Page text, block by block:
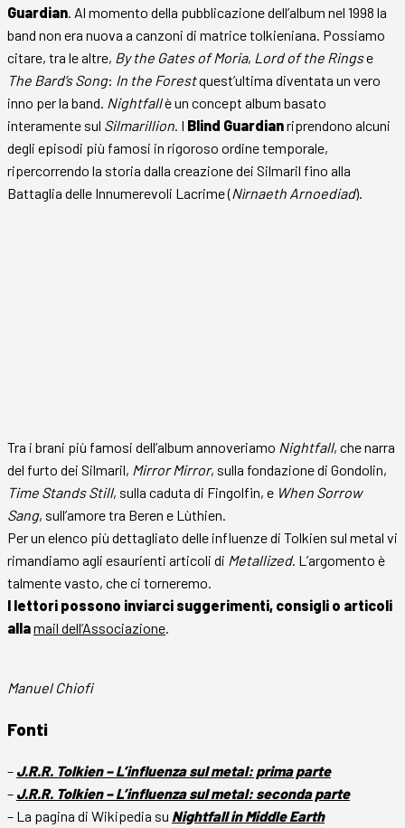
Guardian. Al momento della pubblicazione dell’album nel 1998 la
band non era nuova a canzoni di matrice tolkieniana. Possiamo
citare, tra le altre, By the Gates of Moria, Lord of the Ringse
The Bard’s Song: In the Forestquest’ultima diventata un vero
inno per la band. Nightfallè un concept album basato
interamente sul Silmarillion. I Blind Guardianriprendono alcuni
degli episodi più famosi in rigoroso ordine temporale,
ripercorrendo la storia dalla creazione dei Silmaril fino alla
Battaglia delle Innumerevoli Lacrime (Nìrnaeth Arnoediad).
Tra i brani più famosi dell’album annoveriamo Nightfall, che narra
del furto dei Silmaril, Mirror Mirror, sulla fondazione di Gondolin,
Time Stands Still, sulla caduta di Fingolfin, e When Sorrow
Sang, sull’amore tra Beren e Lùthien.
Per un elenco più dettagliato delle influenze di Tolkien sul metal vi
rimandiamo agli esaurienti articoli di Metallized. L’argomento è
talmente vasto, che ci torneremo.
I lettori possono inviarci suggerimenti, consigli o articoli
allamail dell’Associazione.
Manuel Chiofi
Fonti
– J.R.R. Tolkien – L’influenza sul metal: prima parte
– J.R.R. Tolkien – L’influenza sul metal: seconda parte
– La pagina di Wikipedia su Nightfall in Middle Earth